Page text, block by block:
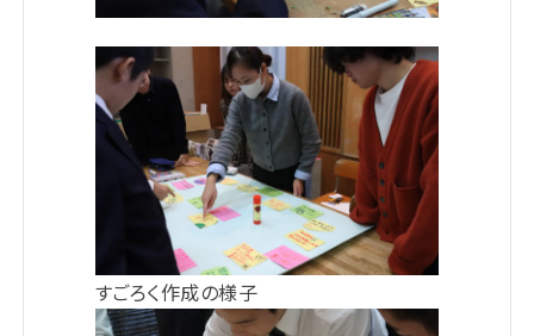
すごろく作成の様子